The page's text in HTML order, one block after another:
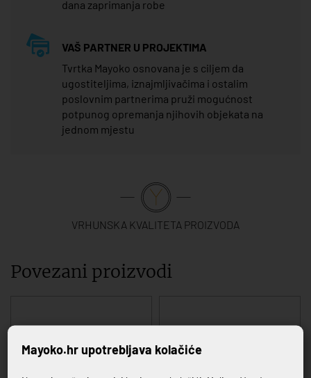
dana zaprimanja robe
VAŠ PARTNER U PROJEKTIMA
Tvrtka Mayoko osnovana je s ciljem da
ugostiteljima, iznajmljivačima i ostalim
poslovnim partnerima pruži mogućnost
potpunog opremanja njihovih objekata na
jednom mjestu
VRHUNSKA KVALITETA PROIZVODA
Povezani proizvodi
Mayoko.hr upotrebljava kolačiće